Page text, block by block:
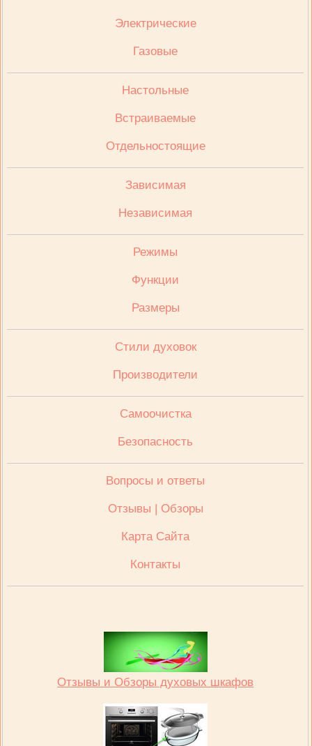
Электрические
Газовые
Настольные
Встраиваемые
Отдельностоящие
Зависимая
Независимая
Режимы
Функции
Размеры
Стили духовок
Производители
Cамоочистка
Безопасность
Вопросы и ответы
Отзывы | Обзоры
Карта Сайта
Контакты
Отзывы и Обзоры духовых шкафов